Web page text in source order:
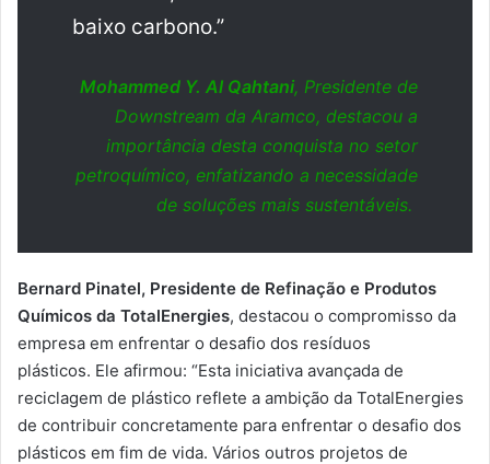
baixo carbono.”
Mohammed Y. Al Qahtani, Presidente de
Downstream da Aramco, destacou a
importância desta conquista no setor
petroquímico, enfatizando a necessidade
de soluções mais sustentáveis.
Bernard Pinatel, Presidente de Refinação e Produtos
Químicos da TotalEnergies, destacou o compromisso da
empresa em enfrentar o desafio dos resíduos
plásticos. Ele afirmou: “Esta iniciativa avançada de
reciclagem de plástico reflete a ambição da TotalEnergies
de contribuir concretamente para enfrentar o desafio dos
plásticos em fim de vida. Vários outros projetos de